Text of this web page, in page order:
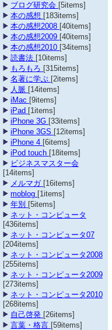
ブログ研究会 [5items]
本の感想 [183items]
本の感想2008 [40items]
本の感想2009 [40items]
本の感想2010 [34items]
読書法 [10items]
もろもろ [315items]
名著に学ぶ [2items]
人脈 [14items]
iMac [9items]
iPad [1items]
iPhone 3G [33items]
iPhone 3GS [12items]
iPhone 4 [6items]
iPod touch [18items]
ビジネスマスター会
[14items]
メルマガ [16items]
moblog [1items]
年別 [5items]
ネット・コンピュータ
[436items]
ネット・コンピュータ07
[204items]
ネット・コンピュータ2008
[255items]
ネット・コンピュータ2009
[273items]
ネット・コンピュータ2010
[268items]
自己啓発 [26items]
言葉・格言 [59items]